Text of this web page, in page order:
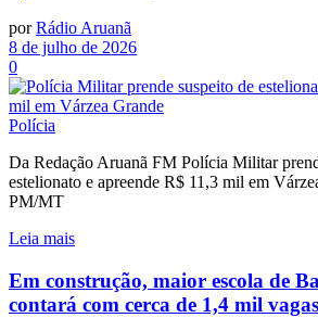
por Rádio Aruanã
8 de julho de 2026
0
Polícia
Da Redação Aruanã FM Polícia Militar
estelionato e apreende R$ 11,3 mil em
PM/MT
Leia mais
Em construção, maior escola de
contará com cerca de 1,4 mil vagas